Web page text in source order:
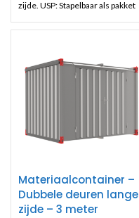
zijde. USP: Stapelbaar als pakket
Hoeken hebben pen en gat
containers. Gebruik
onderstaande formulier om een
Offertes zijn geheel vrijblijvend.
Materiaalcontainer –
Dubbele deuren lange
zijde – 3 meter